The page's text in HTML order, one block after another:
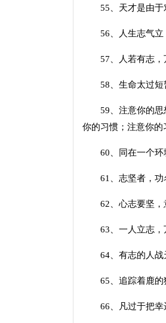
55、天才是由于对
56、人生志气立
57、人若有志，
58、生命太过短暂
59、注意你的思想
你的习惯；注意你的
60、同在一个环境
61、志坚者，功名
62、心志要坚，
63、一人立志，
64、有志的人战
65、追踪着鹿的
66、凡过于把幸运